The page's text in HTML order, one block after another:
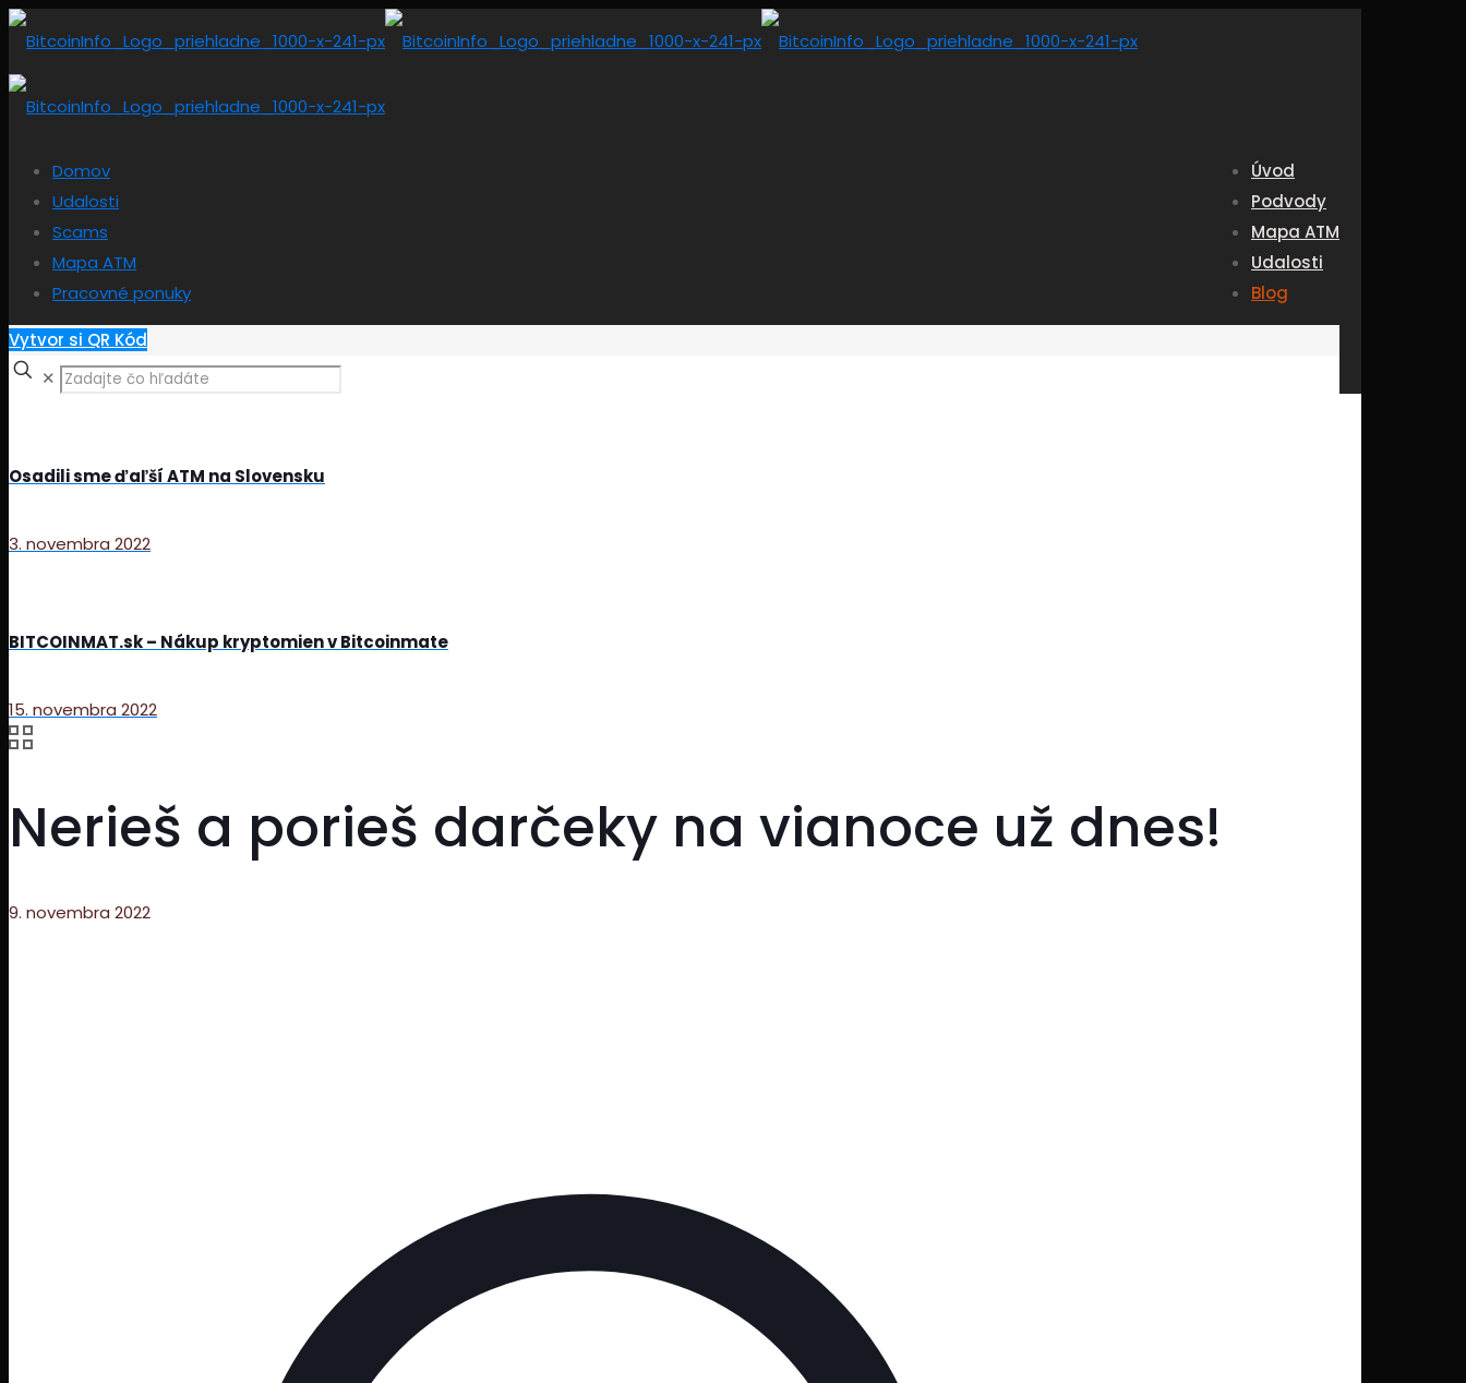
Úvod
Podvody
Mapa ATM
Udalosti
Blog
Domov
Udalosti
Scams
Mapa ATM
Pracovné ponuky
Vytvor si QR Kód
✕
Osadili sme ďaľší ATM na Slovensku
3. novembra 2022
BITCOINMAT.sk – Nákup kryptomien v Bitcoinmate
15. novembra 2022
Nerieš a porieš darčeky na vianoce už dnes!
9. novembra 2022